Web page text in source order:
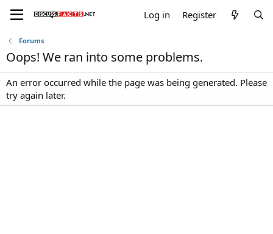
Log in Register
Forums
Oops! We ran into some problems.
An error occurred while the page was being generated. Please
try again later.